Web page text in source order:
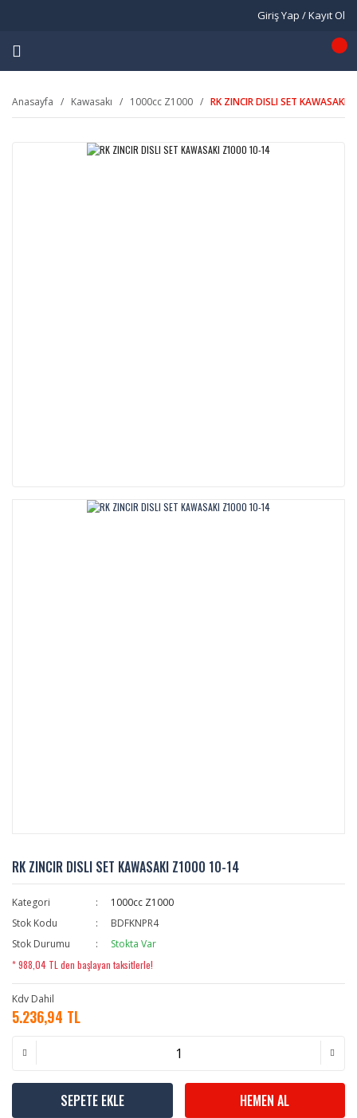
Giriş Yap / Kayıt Ol
Anasayfa Kawasakı 1000cc Z1000 RK ZINCIR DISLI SET KAWASAKI
RK ZINCIR DISLI SET KAWASAKI Z1000 10-14
Kategori
1000cc Z1000
Stok Kodu
BDFKNPR4
Stok Durumu
Stokta Var
* 988,04 TL den başlayan taksitlerle!
Kdv Dahil
5.236,94 TL
SEPETE EKLE HEMEN AL